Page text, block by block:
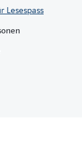
Lesespass